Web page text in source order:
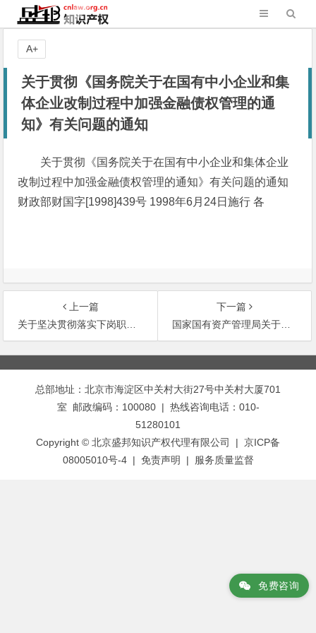
关于贯彻《国务院关于在国有中小企业和集
体企业改制过程中加强金融债权管理的通
知》有关问题的通知
关于贯彻《国务院关于在国有中小企业和集体企业
改制过程中加强金融债权管理的通知》有关问题的通知
财政部财国字[1998]439号 1998年6月24日施行 各
A+
上一篇
关于坚决贯彻落实下岗职工再就业各项收费优惠政策的通知
下一篇
国家国有资产管理局关于加强企业国有产权转让监督管理工作的通知
文
章
总部地址：北京市海淀区中关村大街27号中关村大厦701
室 邮政编码：100080 | 热线咨询电话：010-
51280101
Copyright © 北京盛邦知识产权代理有限公司 | 京ICP备
08005010号-4 | 免责声明 | 服务质量监督
免费咨询